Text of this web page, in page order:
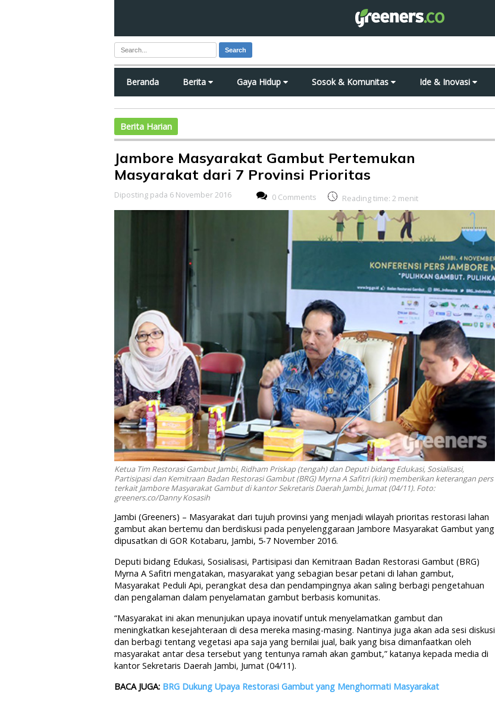
Search
Beranda Berita Gaya Hidup Sosok & Komunitas Ide & Inovasi
Berita Harian
Jambore Masyarakat Gambut Pertemukan
Masyarakat dari 7 Provinsi Prioritas
Diposting pada 6 November 2016 0 Comments Reading time: 2 menit
Ketua Tim Restorasi Gambut Jambi, Ridham Priskap (tengah) dan Deputi bidang Edukasi, Sosialisasi,
Partisipasi dan Kemitraan Badan Restorasi Gambut (BRG) Myrna A Safitri (kiri) memberikan keterangan pers
terkait Jambore Masyarakat Gambut di kantor Sekretaris Daerah Jambi, Jumat (04/11). Foto:
greeners.co/Danny Kosasih
Jambi (Greeners) – Masyarakat dari tujuh provinsi yang menjadi wilayah prioritas restorasi lahan
gambut akan bertemu dan berdiskusi pada penyelenggaraan Jambore Masyarakat Gambut yang
dipusatkan di GOR Kotabaru, Jambi, 5-7 November 2016.
Deputi bidang Edukasi, Sosialisasi, Partisipasi dan Kemitraan Badan Restorasi Gambut (BRG)
Myrna A Safitri mengatakan, masyarakat yang sebagian besar petani di lahan gambut,
Masyarakat Peduli Api, perangkat desa dan pendampingnya akan saling berbagi pengetahuan
dan pengalaman dalam penyelamatan gambut berbasis komunitas.
“Masyarakat ini akan menunjukan upaya inovatif untuk menyelamatkan gambut dan
meningkatkan kesejahteraan di desa mereka masing-masing. Nantinya juga akan ada sesi diskusi
dan berbagi tentang vegetasi apa saja yang bernilai jual, baik yang bisa dimanfaatkan oleh
masyarakat antar desa tersebut yang tentunya ramah akan gambut,” katanya kepada media di
kantor Sekretaris Daerah Jambi, Jumat (04/11).
BACA JUGA: BRG Dukung Upaya Restorasi Gambut yang Menghormati Masyarakat